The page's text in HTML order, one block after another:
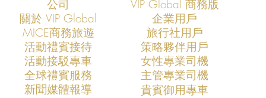
公司
VIP Global 商務版
關於 VIP Global
企業用戶
​MICE商務旅遊
旅行社用戶
​活動禮賓接待
策略夥伴用戶
活動接駁專車
​全球禮賓服務
​新聞媒體報導
​女性專業司機
​主管專業司機
​貴賓御用專車